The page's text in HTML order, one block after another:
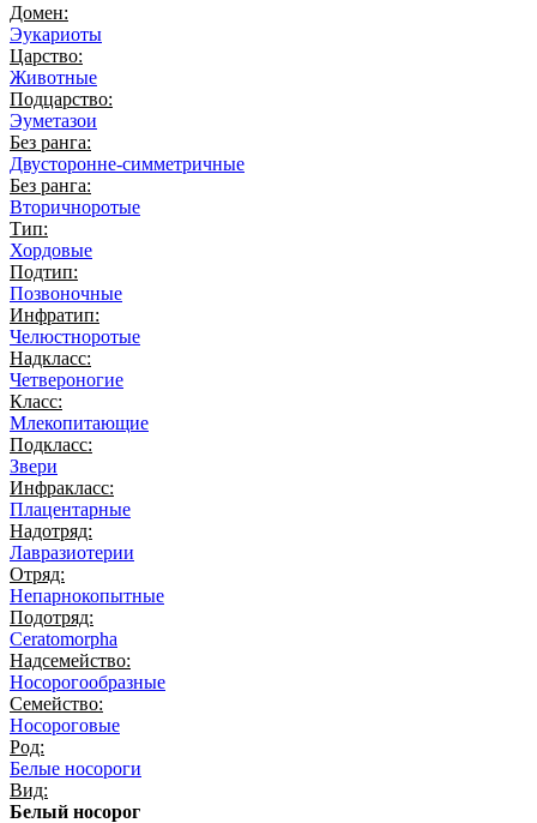
Домен:
Эукариоты
Царство:
Животные
Подцарство:
Эуметазои
Без ранга:
Двусторонне-симметричные
Без ранга:
Вторичноротые
Тип:
Хордовые
Подтип:
Позвоночные
Инфратип:
Челюстноротые
Надкласс:
Четвероногие
Класс:
Млекопитающие
Подкласс:
Звери
Инфракласс:
Плацентарные
Надотряд:
Лавразиотерии
Отряд:
Непарнокопытные
Подотряд:
Ceratomorpha
Надсемейство:
Носорогообразные
Семейство:
Носороговые
Род:
Белые носороги
Вид:
Белый носорог